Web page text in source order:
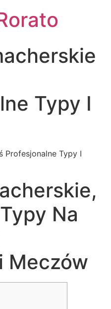
Typy I
Profesjonalne Typy I
Na
Meczów